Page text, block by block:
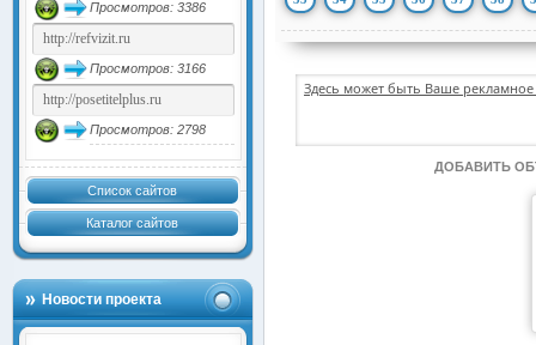
Просмотров: 3386
Просмотров: 3166
Просмотров: 2798
Список сайтов
Каталог сайтов
Новости проекта
Здесь может быть Ваше
ДОБАВИТЬ